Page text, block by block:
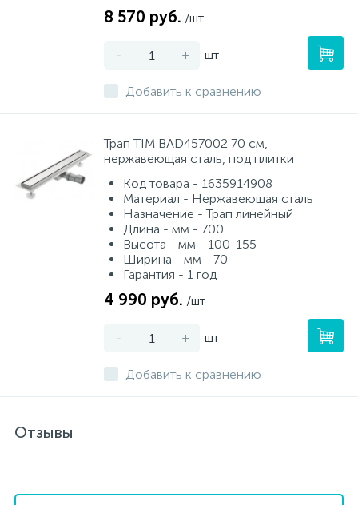
8 570 руб. /шт
- + шт
Добавить к сравнению
Трап TIM BAD457002 70 см,
нержавеющая сталь, под плитки
Код товара - 1635914908
Материал - Нержавеющая сталь
Назначение - Трап линейный
Длина - мм - 700
Высота - мм - 100-155
Ширина - мм - 70
Гарантия - 1 год
4 990 руб. /шт
- + шт
Добавить к сравнению
Отзывы